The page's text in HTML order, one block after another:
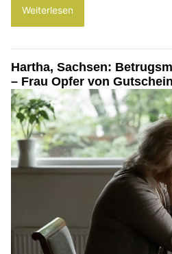
Weiterlesen
Hartha, Sachsen:
– Frau Opfer von